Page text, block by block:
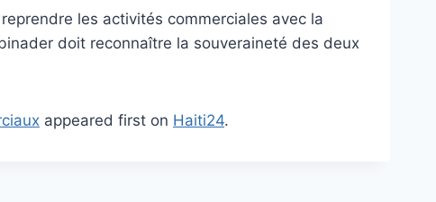
les activités commerciales avec la
doit reconnaître la souveraineté des deux
appeared first on Haiti24.